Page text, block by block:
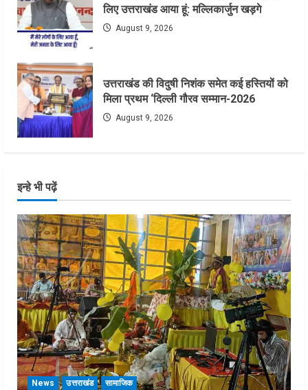
लिए उत्तराखंड आया हूं: मल्लिकार्जुन खड़गे
August 9, 2026
उत्तराखंड की विदुषी निशंक समेत कई हस्तियों को
मिला प्रथम ‘दिल्ली गौरव सम्मान-2026
August 9, 2026
इन्हे भी पढ़ें
News उत्तराखंड सामाजिक